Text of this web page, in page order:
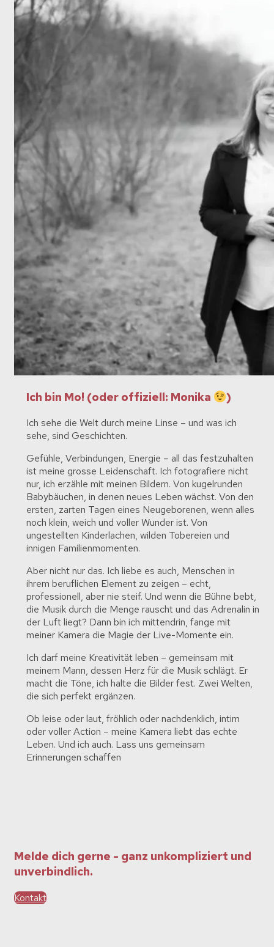
Ich bin Mo! (oder offiziell: Monika )
Ich sehe die Welt durch meine Linse – und was ich
sehe, sind Geschichten.
Gefühle, Verbindungen, Energie – all das festzuhalten
ist meine grosse Leidenschaft. Ich fotografiere nicht
nur, ich erzähle mit meinen Bildern. Von kugelrunden
Babybäuchen, in denen neues Leben wächst. Von den
ersten, zarten Tagen eines Neugeborenen, wenn alles
noch klein, weich und voller Wunder ist. Von
ungestellten Kinderlachen, wilden Tobereien und
innigen Familienmomenten.
Aber nicht nur das. Ich liebe es auch, Menschen in
ihrem beruflichen Element zu zeigen – echt,
professionell, aber nie steif. Und wenn die Bühne bebt,
die Musik durch die Menge rauscht und das Adrenalin in
der Luft liegt? Dann bin ich mittendrin, fange mit
meiner Kamera die Magie der Live-Momente ein.
Ich darf meine Kreativität leben – gemeinsam mit
meinem Mann, dessen Herz für die Musik schlägt. Er
macht die Töne, ich halte die Bilder fest. Zwei Welten,
die sich perfekt ergänzen.
Ob leise oder laut, fröhlich oder nachdenklich, intim
oder voller Action – meine Kamera liebt das echte
Leben. Und ich auch. Lass uns gemeinsam
Erinnerungen schaffen
Melde dich gerne - ganz unkompliziert und
unverbindlich.
Kontakt